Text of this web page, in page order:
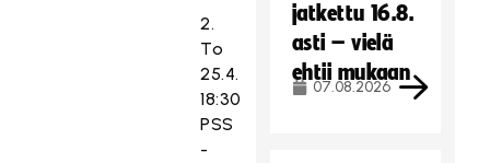
2.
To
25.4.
18:30
PSS
-
jatkettu 16.8.
asti – vielä
ehtii mukaan
07.08.2026